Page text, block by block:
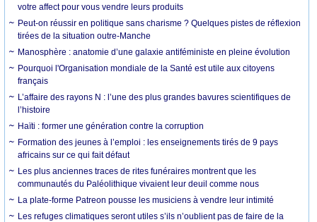
votre affect pour vous vendre leurs produits
Peut-on réussir en politique sans charisme ? Quelques pistes de réflexion
tirées de la situation outre-Manche
Manosphère : anatomie d’une galaxie antiféministe en pleine évolution
Pourquoi l'Organisation mondiale de la Santé est utile aux citoyens
français
L’affaire des rayons N : l’une des plus grandes bavures scientifiques de
l’histoire
Haïti : former une génération contre la corruption
Formation des jeunes à l’emploi : les enseignements tirés de 9 pays
africains sur ce qui fait défaut
Les plus anciennes traces de rites funéraires montrent que les
communautés du Paléolithique vivaient leur deuil comme nous
La plate-forme Patreon pousse les musiciens à vendre leur intimité
Les refuges climatiques seront utiles s’ils n’oublient pas de faire de la